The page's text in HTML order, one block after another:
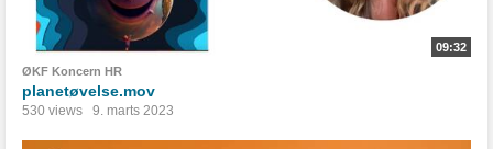
09:32
ØKF Koncern HR
planetøvelse.mov
530 views 9. marts 2023